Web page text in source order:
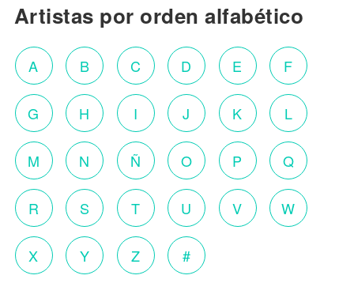
Artistas por orden alfabético
A B C D E F
G H I J K L
M N Ñ O P Q
R S T U V W
X Y Z #